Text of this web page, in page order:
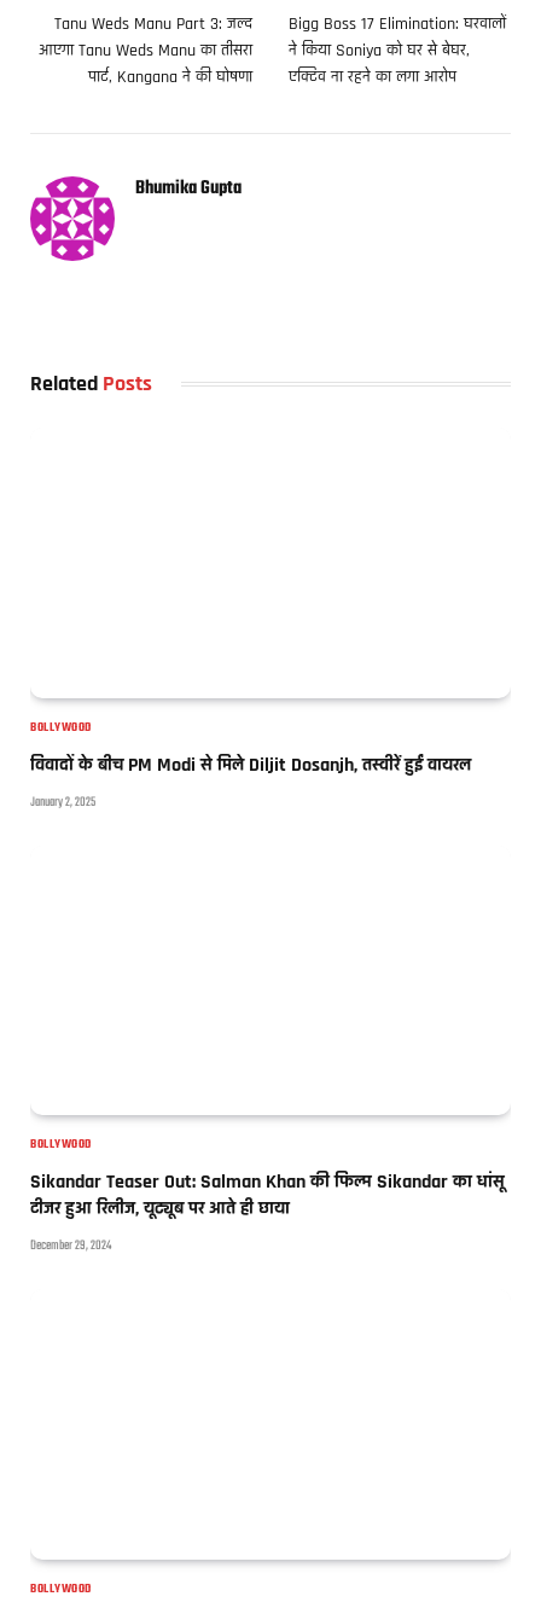
Tanu Weds Manu Part 3: जल्द
आएगा Tanu Weds Manu का तीसरा
पार्ट, Kangana ने की घोषणा
Bigg Boss 17 Elimination: घरवालों
ने किया Soniya को घर से बेघर,
एक्टिव ना रहने का लगा आरोप
Bhumika Gupta
Related Posts
BOLLYWOOD
विवादों के बीच PM Modi से मिले Diljit Dosanjh, तस्वीरें हुईं वायरल
January 2, 2025
BOLLYWOOD
Sikandar Teaser Out: Salman Khan की फिल्म Sikandar का धांसू
टीजर हुआ रिलीज, यूट्यूब पर आते ही छाया
December 29, 2024
BOLLYWOOD